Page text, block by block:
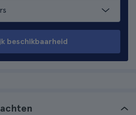
beschikbaarheid